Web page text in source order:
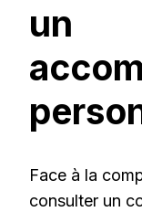
un
Face à la
consulter un